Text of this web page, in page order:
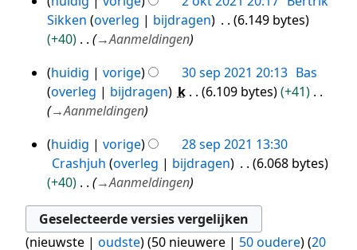
v
a
t
i
n
Sikken overleg bijdragen
6.149 bytes
+40
→Aanmeldingen
30
sep
2021
huidig vorige 30 sep 2021 20:13 Bas
overleg
bijdragen k 6.109 bytes
+41
→Aanmeldingen
28
sep
2021
huidig vorige
28 sep 2021 13:30
Crashjuh overleg bijdragen
6.068 bytes
+40
→Aanmeldingen
(nieuwste | oudste) (50 nieuwere | 50 oudere) (20